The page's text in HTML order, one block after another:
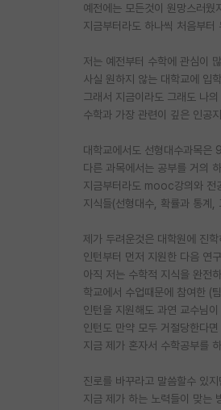
예전에는 모든것이 원망스러
지금부터라도 하나씩 처음부
저는 예전부터 수학에 관심이
사실 원하지 않는 대학교에 입
그래서 지금이라도 그래도 나
수학과 가장 관련이 깊은 인공
대학교에서도 선형대수과목
다른 과목에서는 공부를 거의
지금부터라도 mooc강의와 전
지식들(선형대수, 확률과 통계,
제가 두려운것은 대학원에 진
인턴부터 먼저 지원한 다음 연
아직 저는 수학적 지식을 완전
학교에서 수업때문에 참여한 (
인턴을 지원해도 과연 교수님
인턴도 만약 모두 거절당한다
지금 제가 혼자서 수학공부를
진로를 바꾸라고 말씀할수 있
지금 제가 하는 노력들이 맞는